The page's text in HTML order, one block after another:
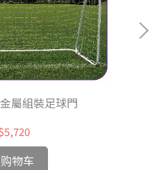
屬組裝足球門
物车